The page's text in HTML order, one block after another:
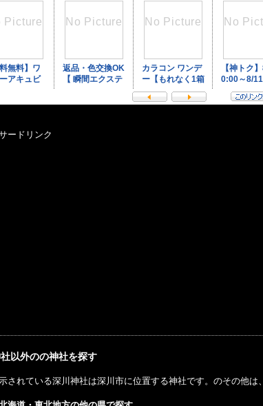
ードリンク
以外のの神社を探す
されている深川神社は深川市に位置する神社です。のその他は、